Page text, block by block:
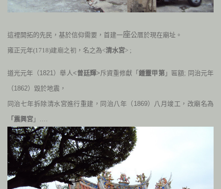
這裡開拓的先民，基於信仰需要，首建一座公厝於現在廟址。
雍正元年(1718)建廟之初 ，名之為<清水宮> ;
道光元年（1821）舉人<曾廷輝>斥資重修獻「鍾靈甲第」匾額; 同治元年
（1862）毀於地震，
同治七年拆除清水宮進行重建，同治八年（1869）八月竣工，改廟名為
「震興宮 」….